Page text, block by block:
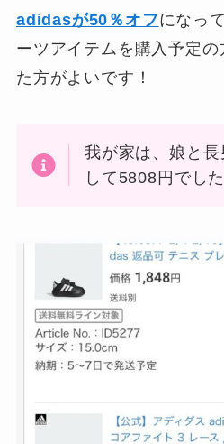
adidasが50％オフになっ
ーツアイテムを購入予定
た方がよいです！
我が家は、娘と
して5808円でした